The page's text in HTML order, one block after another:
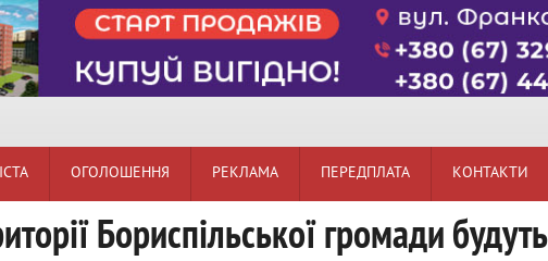
ОГОЛОШЕННЯ РЕКЛАМА ПЕРЕДПЛАТА КОНТАКТИ
Бориспільської громади будуть